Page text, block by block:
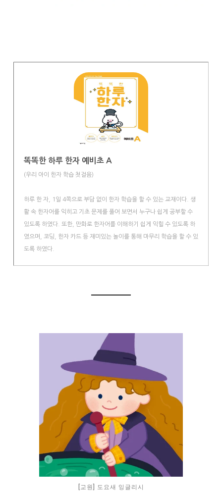
똑똑한 하루 한자 예비초 A
(우리 아이 한자 학습 첫걸음)
하루 한 자, 1일 4쪽으로 부담 없이 한자 학습을 할 수 있는 교재이다. 생
활 속 한자어를 익히고 기초 문제를 풀어 보면서 누구나 쉽게 공부할 수
있도록 하였다. 또한, 만화로 한자어를 이해하기 쉽게 익힐 수 있도록 하
였으며, 코딩, 한자 카드 등 재미있는 놀이를 통해 마무리 학습을 할 수 있
도록 하였다.
[교원] 도요새 잉글리시